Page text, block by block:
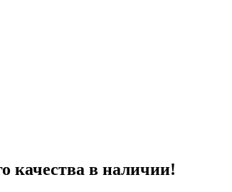
качества в наличии!